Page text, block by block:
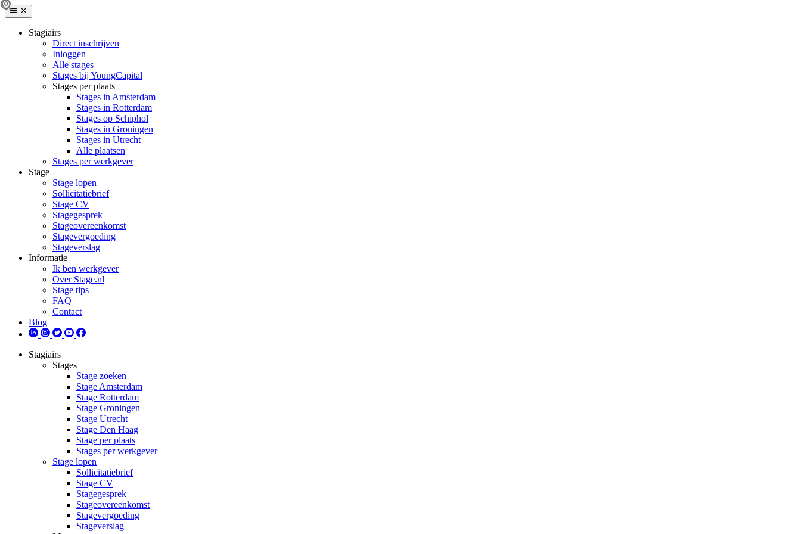
Stagiairs
Direct inschrijven
Inloggen
Alle stages
Stages bij YoungCapital
Stages per plaats
Stages in Amsterdam
Stages in Rotterdam
Stages op Schiphol
Stages in Groningen
Stages in Utrecht
Alle plaatsen
Stages per werkgever
Stage
Stage lopen
Sollicitatiebrief
Stage CV
Stagegesprek
Stageovereenkomst
Stagevergoeding
Stageverslag
Informatie
Ik ben werkgever
Over Stage.nl
Stage tips
FAQ
Contact
Blog
Stagiairs
Stages
Stage zoeken
Stage Amsterdam
Stage Rotterdam
Stage Groningen
Stage Utrecht
Stage Den Haag
Stage per plaats
Stages per werkgever
Stage lopen
Sollicitatiebrief
Stage CV
Stagegesprek
Stageovereenkomst
Stagevergoeding
Stageverslag